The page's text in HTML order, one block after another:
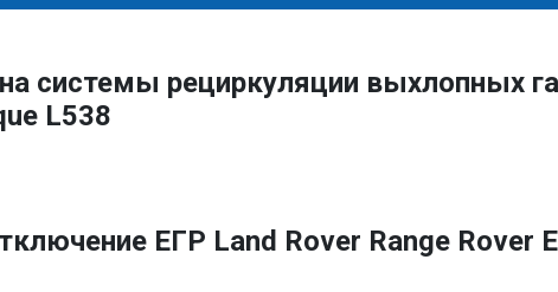
системы рециркуляции выхлопных
L538
ЕГР Land Rover Range Rover